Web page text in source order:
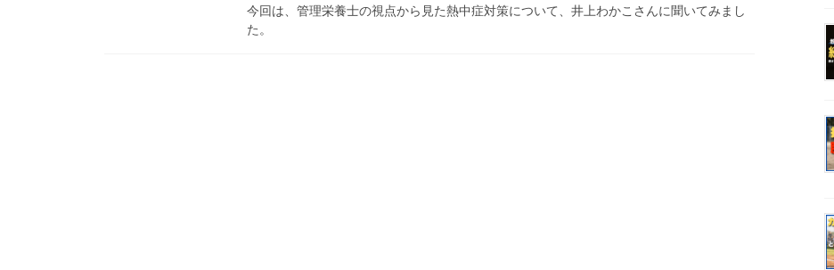
今回は、管理栄養士の視点から見た熱中症対策について、井上わかこさんに聞いてみまし
た。